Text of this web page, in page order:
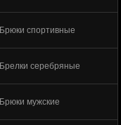
Брюки спортивные
Брелки серебряные
Брюки мужские